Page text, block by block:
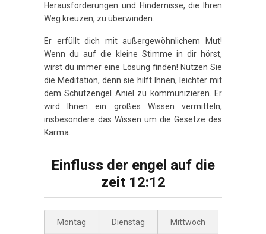
Herausforderungen und Hindernisse, die Ihren
Weg kreuzen, zu überwinden.
Er erfüllt dich mit außergewöhnlichem Mut!
Wenn du auf die kleine Stimme in dir hörst,
wirst du immer eine Lösung finden! Nutzen Sie
die Meditation, denn sie hilft Ihnen, leichter mit
dem Schutzengel Aniel zu kommunizieren. Er
wird Ihnen ein großes Wissen vermitteln,
insbesondere das Wissen um die Gesetze des
Karma.
Einfluss der engel auf die
zeit 12:12
Montag Dienstag Mittwoch